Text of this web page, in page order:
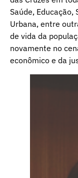
Saúde, Educação,
Urbana, entre
de vida da
novamente no
econômico e da